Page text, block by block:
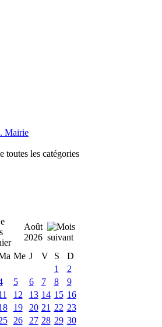
Mairie
toutes les catégories
Août
2026
Me J V S
D
1
2
5 6 7 8
9
12 13 14 15 16
19 20 21 22 23
26 27 28 29 30